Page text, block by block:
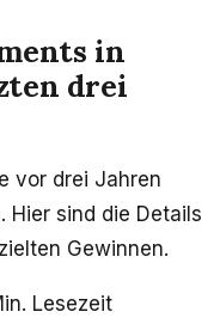
in
drei
vor drei Jahren
Hier sind die Details
Gewinnen.
Lesezeit